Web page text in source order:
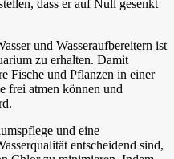
dass er auf Null gesenkt
und Wasseraufbereitern ist
zu erhalten. Damit
Fische und Pflanzen in einer
frei atmen können und
und eine
entscheidend sind,